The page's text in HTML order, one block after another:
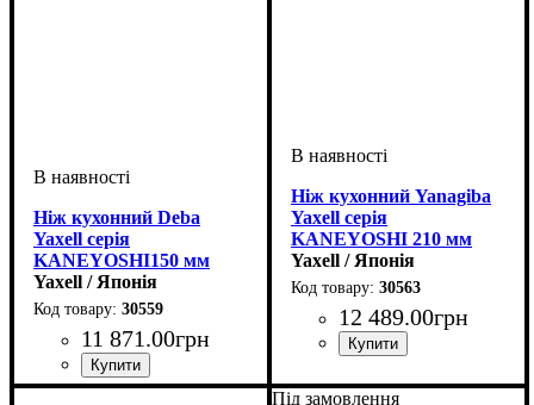
Ніж кухонний Deba
Yaxell серія
KANEYOSHI150 мм
Yaxell / Японія
30559
11 871.00грн
Ніж кухонний Yanagiba
Yaxell серія
KANEYOSHI 210 мм
Yaxell / Японія
30563
12 489.00грн
Під замовлення